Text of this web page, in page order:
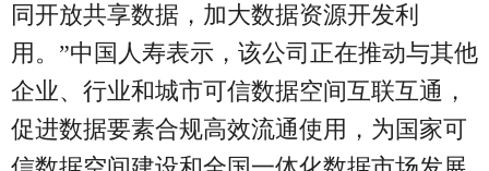
同开放共享数据，加大数据资源开发利
用。”中国人寿表示，该公司正在推动与其他
企业、行业和城市可信数据空间互联互通，
促进数据要素合规高效流通使用，为国家可